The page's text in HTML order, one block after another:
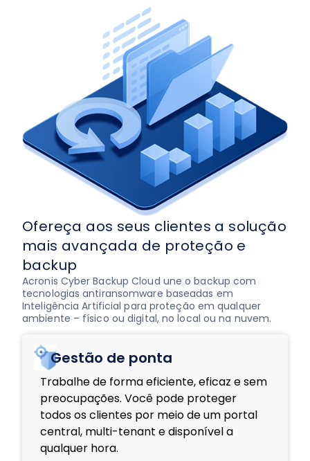
Ofereça aos seus clientes a solução
mais avançada de proteção e
backup
Acronis Cyber Backup Cloud une o backup com
tecnologias antiransomware baseadas em
Inteligência Artificial para proteção em qualquer
ambiente – físico ou digital, no local ou na nuvem.
Gestão de ponta
Trabalhe de forma eficiente, eficaz e sem
preocupações. Você pode proteger
todos os clientes por meio de um portal
central, multi-tenant e disponível a
qualquer hora.